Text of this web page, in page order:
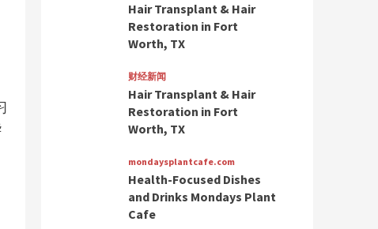
Hair Transplant & Hair
Restoration in Fort
Worth, TX
财经新闻
Hair Transplant & Hair
Restoration in Fort
Worth, TX
mondaysplantcafe.com
Health-Focused Dishes
and Drinks Mondays Plant
Cafe